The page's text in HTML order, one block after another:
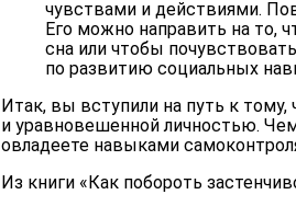
чувствами и действиями.
Его можно направить на то,
сна или чтобы
по развитию социальных
Итак, вы вступили на путь к
и уравновешенной личностью.
овладеете навыками
Из книги «Как побороть